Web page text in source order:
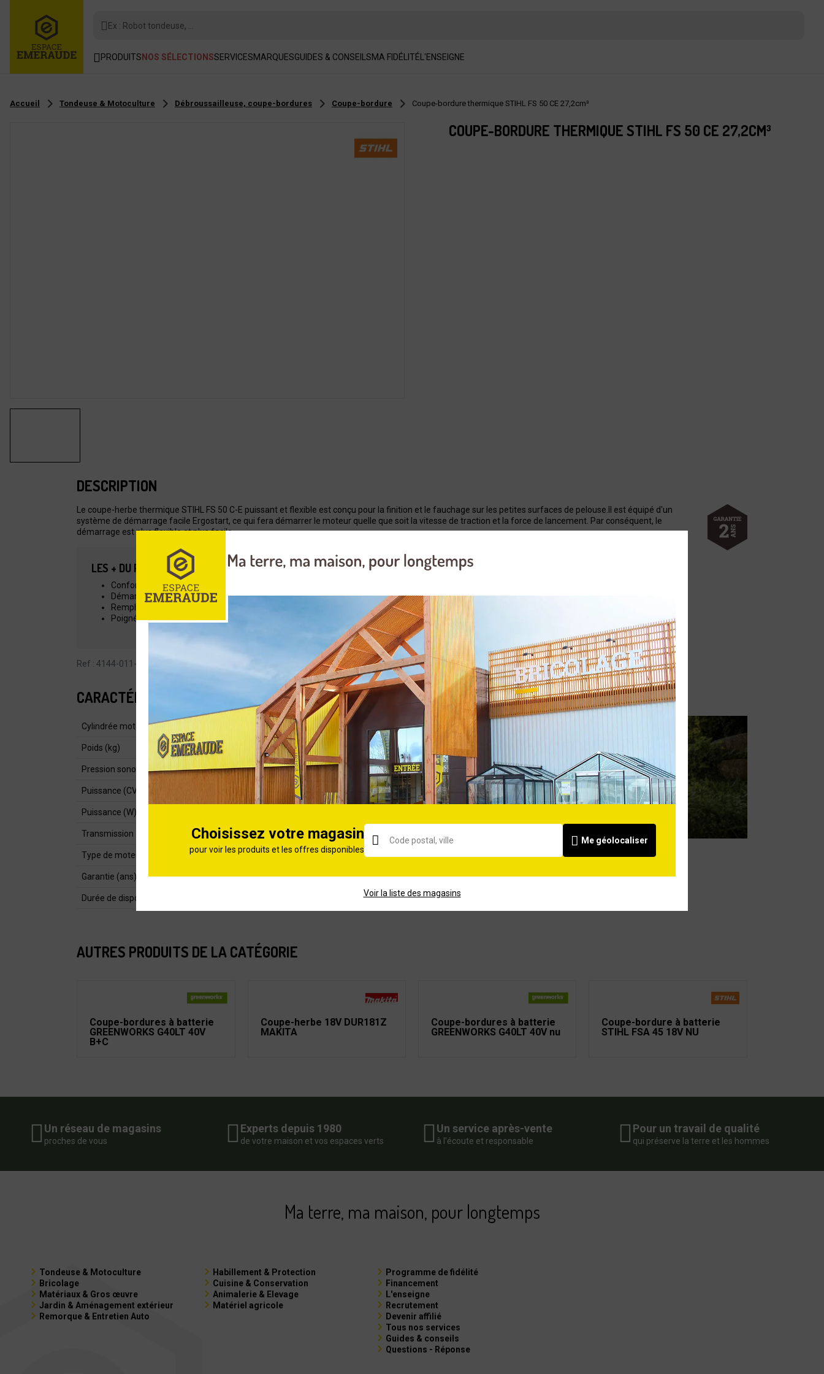
Ex : Robot tondeuse, ...
PRODUITS NOS SÉLECTIONSSERVICESMARQUESGUIDES & CONSEILSMA FIDÉLITÉL'ENSEIGNE
Accueil Tondeuse & Motoculture Débroussailleuse, coupe-bordures Coupe-bordure Coupe-bordure thermique STIHL FS 50 CE 27,2cm³
COUPE-BORDURE THERMIQUE STIHL FS 50 CE 27,2CM³
DESCRIPTION
Le coupe-herbe thermique STIHL FS 50 C-E puissant et flexible est conçu pour la finition et le fauchage sur les petites surfaces de pelouse.Il est équipé d'un
système de démarrage facile Ergostart, ce qui fera démarrer le moteur quelle que soit la vitesse de traction et la force de lancement. Par conséquent, le
démarrage est plus flexible et plus facile.
LES + DU PRODUIT
Confortable et puissant
Démarrage facile grâce au système ErgoStart STIHL
Remplissage facile de la tête de coupe avec du fil de coupe
Poignée ronde réglable sans outils
Ref : 4144-011-2315
CARACTÉRISTIQUES
Cylindrée moteur (cm³)
Poids (kg)
Pression sonore dB (A) 108
Puissance (CV) 0,8
Puissance (W)
Transmission
Type de moteur Thermique
Garantie (ans) 2 ans
Durée de dispo pièces détachées
Guide d'achat
débroussailleuse
AUTRES PRODUITS DE LA CATÉGORIE
Coupe-bordures à batterie
GREENWORKS G40LT 40V
B+C
Coupe-herbe 18V DUR181Z
MAKITA
Coupe-bordures à batterie
GREENWORKS G40LT 40V nu
Coupe-bordure à batterie
STIHL FSA 45 18V NU
Un réseau de magasins
proches de vous
Experts depuis 1980
de votre maison et vos espaces verts
Un service après-vente
à l’écoute et responsable
Pour un travail de qualité
qui préserve la terre et les hommes
Ma terre, ma maison, pour longtemps
Tondeuse & Motoculture
Bricolage
Matériaux & Gros œuvre
Jardin & Aménagement extérieur
Remorque & Entretien Auto
Habillement & Protection
Cuisine & Conservation
Animalerie & Elevage
Matériel agricole
Programme de fidélité
Financement
L'enseigne
Recrutement
Devenir affilié
Tous nos services
Guides & conseils
Questions - Réponse
Choisissez votre magasin
pour voir les produits et les offres disponibles
Me géolocaliser
Voir la liste des magasins